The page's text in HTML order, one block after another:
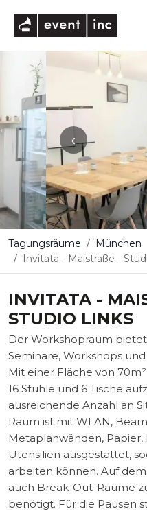
‹
Tagungsräume
München
Invitata - Maistraße -
INVITATA -
TUDIO LINKS
Der Workshopraum
Seminare, Workshops
Mit einer Fläche von
16 Stühle und 6 Tische
ausreichende Anzahl an
Raum ist mit WLAN,
Metaplanwänden,
Utensilien ausgestattet,
arbeiten können. Auf
auch Break-Out-Räume
benötigt. Für die Pausen